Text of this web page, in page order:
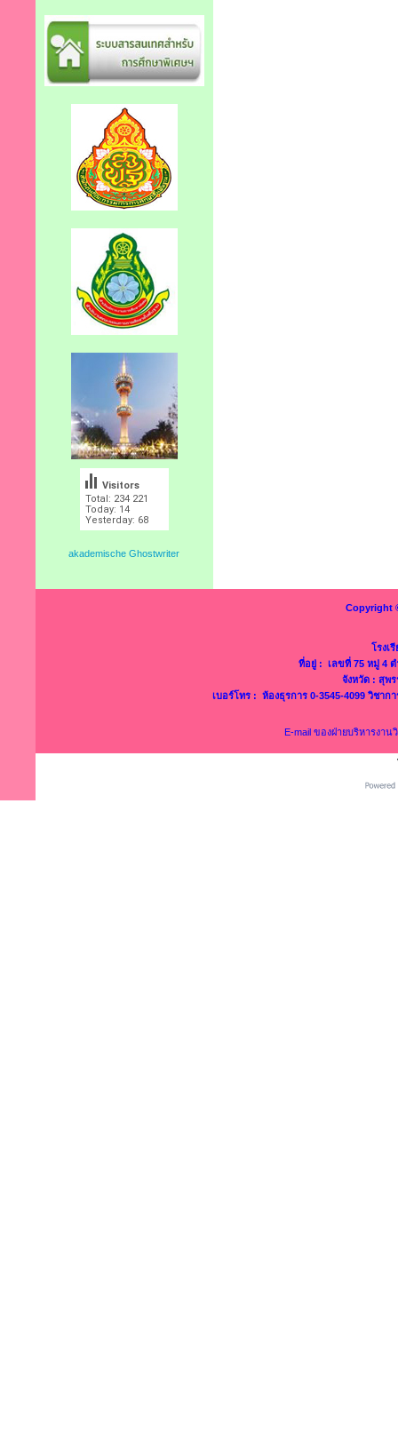
Total: 234 221
Today: 14
Yesterday: 68
Visitors
akademische Ghostwriter
Copyright
โรงเ
ที่อยู่ : เลขที่ 75 หมู่ 4
จังหวัด : สุ
เบอร์โทร : ห้องธุรการ 0-3545-4099 วิชา
E-mail ของฝ่ายบริหารงาน